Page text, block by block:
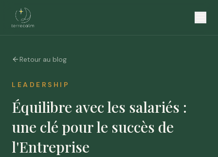
Retour au blog
LEADERSHIP
Équilibre avec les salariés :
une clé pour le succès de
l'Entreprise